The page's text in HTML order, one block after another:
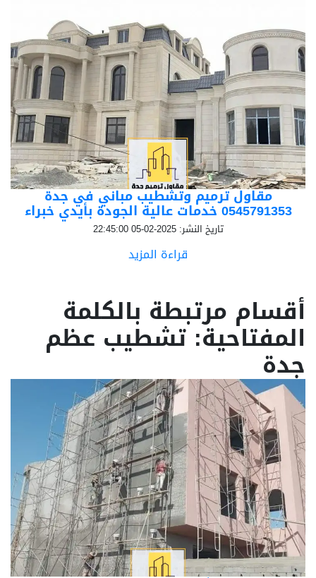
مقاول ترميم وتشطيب مباني في جدة
0545791353 خدمات عالية الجودة بأيدي خبراء
تاريخ النشر: 2025-02-05 22:45:00
قراءة المزيد
أقسام مرتبطة بالكلمة
المفتاحية: تشطيب عظم
جدة